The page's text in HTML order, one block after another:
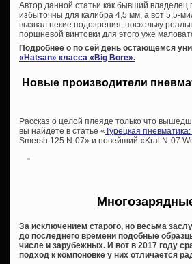
Автор данной статьи как бывший владелец
избыточны для калибра 4,5 мм, а вот 5,5-
вызвал некие подозрения, поскольку
поршневой винтовки для этого уже
Подробнее о по сей день остающемся
«Hatsan» класса «Big Bore».
Новые производители
Рассказ о целой плеяде только что
вы найдете в статье «Турецкая
Smersh 125 N-07» и новейший «Kral N-07
За исключением старого, но весьма
до последнего времени подобные
числе и зарубежных. И вот в 2017 году
подход к компоновке у них отличается